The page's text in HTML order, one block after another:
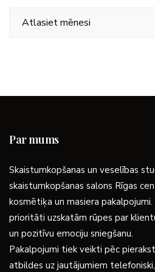
Par mums
Skaistumkopšanas un veselības
skaistumkopšanas salons Rīgas
kosmētiķa un masiera
prioritāti uzskatām rūpes par
un pozitīvu emociju sniegšanu.
Pakalpojumi tiek veikti pēc
atbildes uz jautājumiem